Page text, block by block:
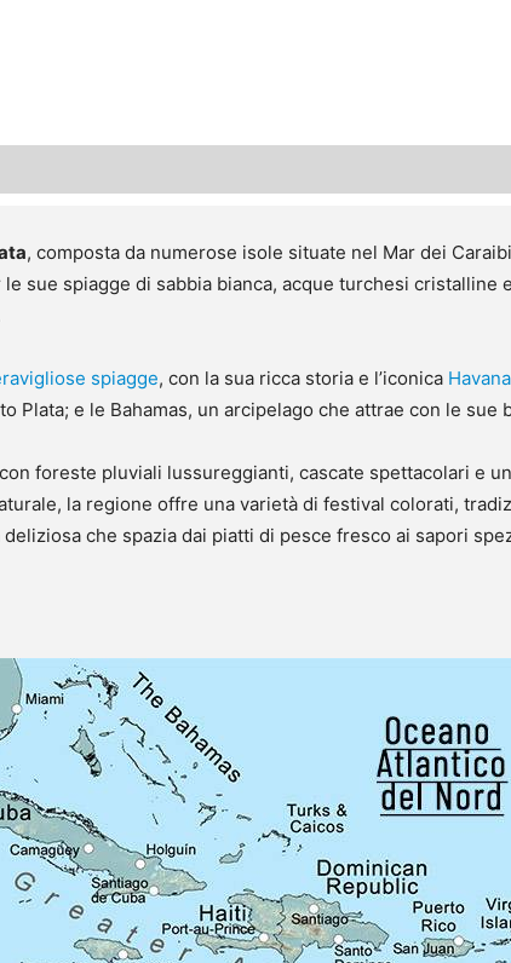
, composta da numerose isole situate nel Mar dei
sue spiagge di sabbia bianca, acque turchesi cristalline
spiagge, con la sua ricca storia e l’iconica Havana
Plata; e le Bahamas, un arcipelago che attrae con le sue
foreste pluviali lussureggianti, cascate spettacolari e
la regione offre una varietà di festival colorati,
che spazia dai piatti di pesce fresco ai sapori